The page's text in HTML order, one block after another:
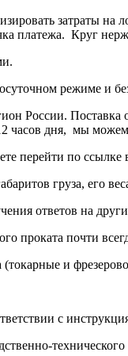
затраты
платежа. Круг
режиме и
России. Поставка
часов дня, мы
перейти по ссылке
груза, его
ответов на
проката почти
и
с